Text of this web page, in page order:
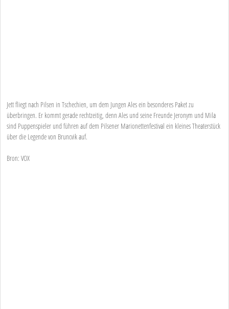
Jett fliegt nach Pilsen in Tschechien, um dem Jungen Ales ein besonderes Paket zu
überbringen. Er kommt gerade rechtzeitig, denn Ales und seine Freunde Jeronym und Mila
sind Puppenspieler und führen auf dem Pilsener Marionettenfestival ein kleines Theaterstück
über die Legende von Bruncvik auf.
Bron: VOX